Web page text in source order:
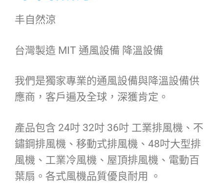
丰自然涼
台灣製造 MIT 通風設備 降溫設備
我們是獨家專業的通風設備與降溫設備供
應商，客戶遍及全球，深獲肯定。
產品包含 24吋 32吋 36吋 工業排風機、不
鏽鋼排風機、移動式排風機、48吋大型排
風機、工業冷風機、屋頂排風機、電動百
葉扇。各式風機品質優良耐用 。